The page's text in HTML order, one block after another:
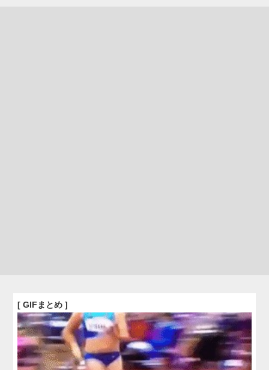
[ GIFまとめ ]